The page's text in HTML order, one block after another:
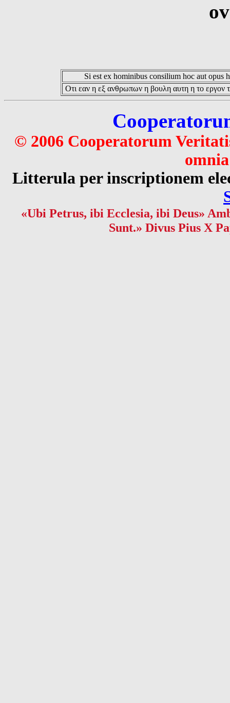
Si est ex hominibus consilium hoc aut opus
Οτι εαν η εξ ανθρωπων η βουλη αυτη η το εργον
© 2006 Cooperatorum
Litterula per inscriptionem
«Ubi Petrus, ibi Ecclesia, ibi Deus»
Sunt.» Divus Pius X